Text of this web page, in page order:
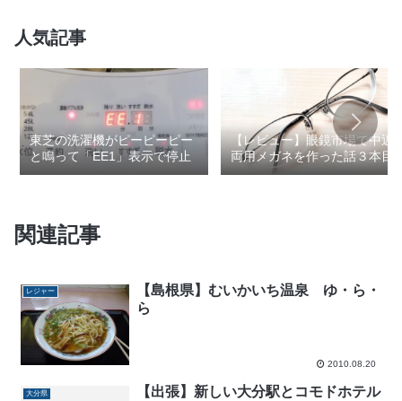
人気記事
東芝の洗濯機がピーピーピー
と鳴って「EE1」表示で停止
【レビュー】眼鏡市場で中近
両用メガネを作った話３本目
関連記事
レジャー
【島根県】むいかいち温泉 ゆ・ら・
ら
2010.08.20
大分県 【出張】新しい大分駅とコモドホテル